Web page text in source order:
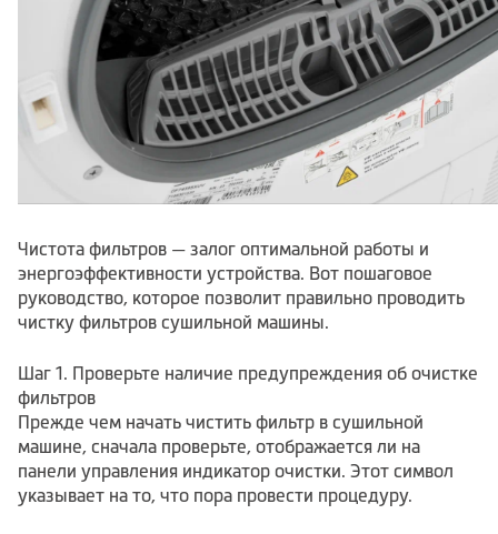
Чистота фильтров — залог оптимальной работы и
энергоэффективности устройства. Вот пошаговое
руководство, которое позволит правильно проводить
чистку фильтров сушильной машины.
Шаг 1. Проверьте наличие предупреждения об очистке
фильтров
Прежде чем начать чистить фильтр в сушильной
машине, сначала проверьте, отображается ли на
панели управления индикатор очистки. Этот символ
указывает на то, что пора провести процедуру.